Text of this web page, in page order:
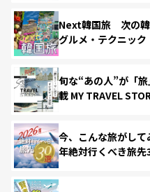
Next韓国旅 次の韓
グルメ・テクニック
旬な“あの人”が「
載 MY TRAVEL
今、こんな旅がし
年絶対行くべき旅先